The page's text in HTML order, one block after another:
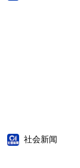
社会新闻